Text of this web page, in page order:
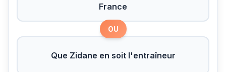
France
OU
Que Zidane en soit l'entraîneur